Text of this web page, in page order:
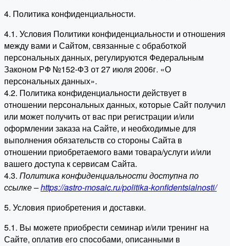
4. Политика конфиденциальности.
4.1. Условия Политики конфиденциальности и отношения
между вами и Сайтом, связанные с обработкой
персональных данных, регулируются Федеральным
Законом РФ №152-ФЗ от 27 июля 2006г. «О
персональных данных».
4.2. Политика конфиденциальности действует в
отношении персональных данных, которые Сайт получил
или может получить от вас при регистрации и/или
оформлении заказа на Сайте, и необходимые для
выполнения обязательств со стороны Сайта в
отношении приобретаемого вами товара/услуги и/или
вашего доступа к сервисам Сайта.
4.3. Политика конфиденциальности доступна по
ссылке –https://astro-mosaic.ru/politika-konfidentsialnosti/
5. Условия приобретения и доставки.
5.1. Вы можете приобрести семинар и/или тренинг на
Сайте, оплатив его способами, описанными в